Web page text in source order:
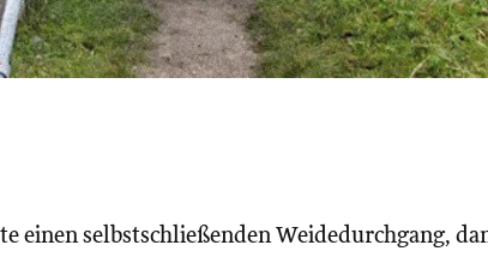
einen selbstschließenden Weidedurchgang,